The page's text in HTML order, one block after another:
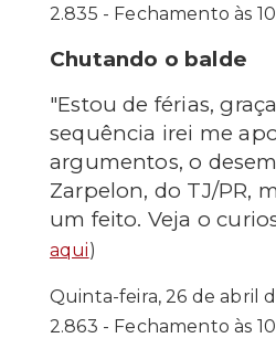
2.835 - Fechamento às
Chutando o balde
"Estou de férias,
sequência irei me
argumentos, o
Zarpelon, do TJ/PR,
um feito. Veja o
aqui)
Quinta-feira, 26 de abril
2.863 - Fechamento às